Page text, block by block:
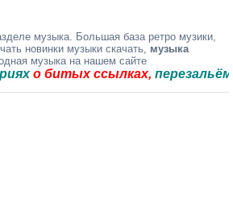
музыка. Большая база ретро музики,
новинки музыки скачать, музыка
музыка на нашем сайте
ссылках,перезальём быстро.